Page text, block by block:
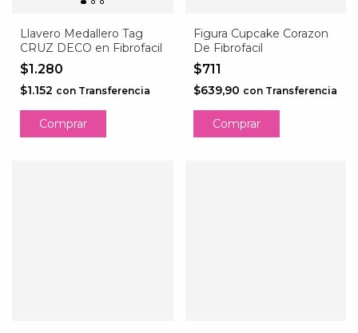
Llavero Medallero Tag
CRUZ DECO en Fibrofacil
$1.280
$1.152 con Transferencia
Comprar
Figura Cupcake Corazon
De Fibrofacil
$711
$639,90 con Transferencia